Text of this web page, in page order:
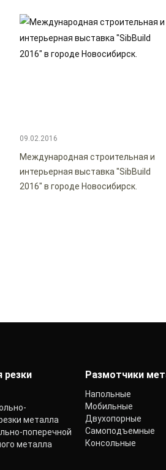
09.02.2016
Международная строительная и
интерьерная выставка "SibBuild
2016" в городе Новосибирск.
резки
металла
поперечной
металла
Размотчики
Напольные
Мобильные
Двухопорные
Самоподъемные
Консольные